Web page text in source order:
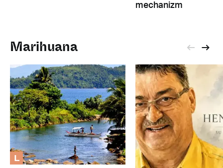
mechanizm
Marihuana
L